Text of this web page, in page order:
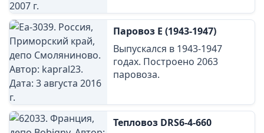
Паровоз Е (1943-1947)
Выпускался в 1943-1947
годах. Построено 2063
паровоза.
Тепловоз DRS6-4-660